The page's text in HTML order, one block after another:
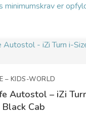
minimumskrav er
– KIDS-WORLD
Autostol – iZi
Black Cab